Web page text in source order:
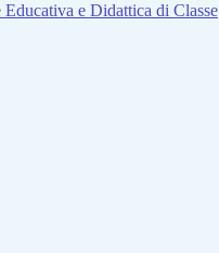
e Didattica di Classe